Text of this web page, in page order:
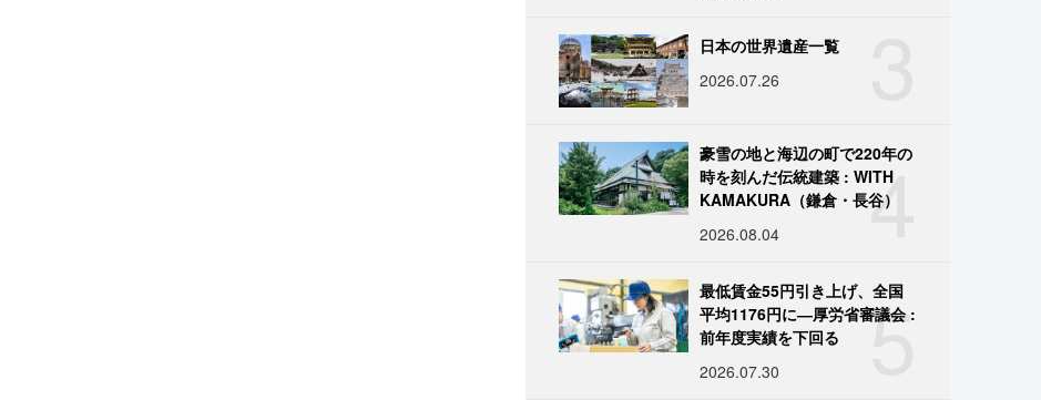
日本の世界遺産一覧
2026.07.26
4
豪雪の地と海辺の町で220年の
時を刻んだ伝統建築 : WITH
KAMAKURA（鎌倉・長谷）
2026.08.04
5
最低賃金55円引き上げ、全国
平均1176円に―厚労省審議会 :
前年度実績を下回る
2026.07.30